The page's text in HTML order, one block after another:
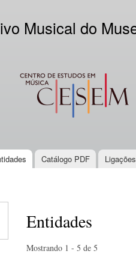
Musical do
CESEM
Catálogo PDF
Entidades
Mostrando 1 - 5 de 5